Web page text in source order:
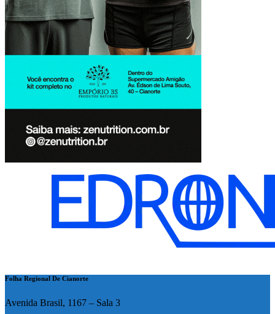
Folha Regional De Cianorte
Avenida Brasil, 1167 – Sala 3